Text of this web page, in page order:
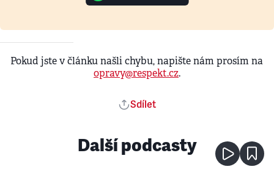
Pokud jste v článku našli chybu, napište nám prosím na
opravy@respekt.cz.
Sdílet
Další podcasty